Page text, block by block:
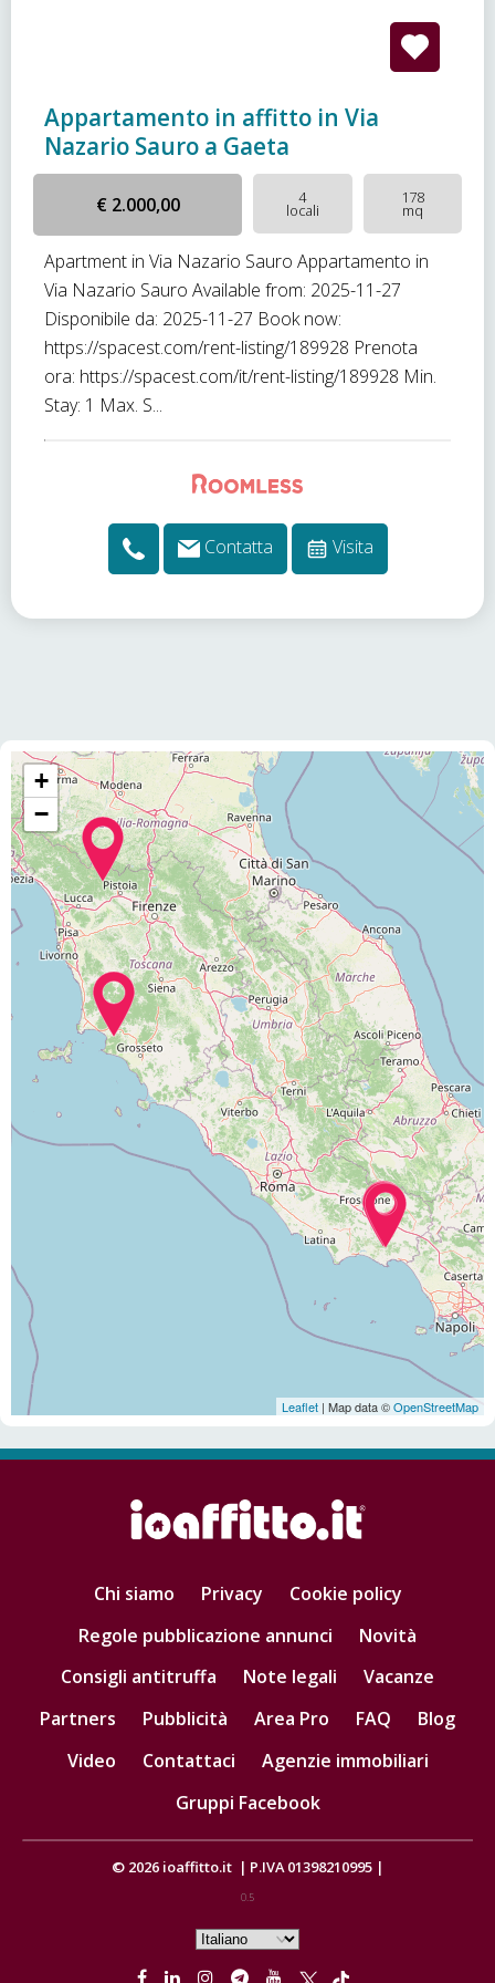
Appartamento in affitto in Via
Nazario Sauro a Gaeta
€ 2.000,00 4
locali
178
mq
Apartment in Via Nazario Sauro Appartamento in
Via Nazario Sauro Available from: 2025-11-27
Disponibile da: 2025-11-27 Book now:
https://spacest.com/rent-listing/189928 Prenota
ora: https://spacest.com/it/rent-listing/189928 Min.
Stay: 1 Max. S...
Contatta Visita
+
−
Leaflet | Map data ©OpenStreetMap
Chi siamo Privacy
Cookie policy
Regole pubblicazione annunci
Novità
Consigli antitruffa
Note legali
Vacanze
Partners
Pubblicità Area Pro FAQ
Blog
Video
Contattaci
Agenzie immobiliari
Gruppi Facebook
© 2026 ioaffitto.it | P.IVA 01398210995 |
0.5